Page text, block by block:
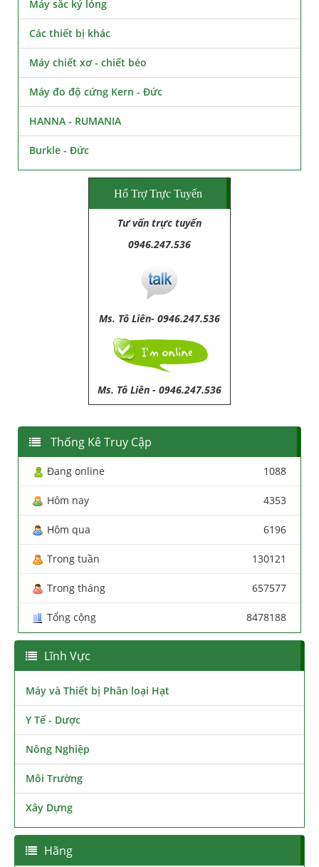
Máy sắc ký lỏng
Các thiết bị khác
Máy chiết xơ - chiết béo
Máy đo độ cứng Kern - Đức
HANNA - RUMANIA
Burkle - Đức
Hổ Trợ Trực Tuyến
Tư vấn trực tuyến
0946.247.536
Ms. Tô Liên- 0946.247.536
Ms. Tô Liên - 0946.247.536
Thống Kê Truy Cập
Đang online 1088
Hôm nay 4353
Hôm qua 6196
Trong tuần 130121
Trong tháng 657577
Tổng cộng 8478188
Lĩnh Vực
Máy và Thiết bị Phân loại Hạt
Y Tế - Dược
Nông Nghiệp
Môi Trường
Xây Dựng
Hãng